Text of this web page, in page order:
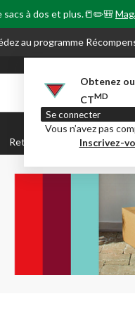
sacs à dos et plus.📒✏️🎒
au programme
Obtenez
CTMD
Se connecter
Vous n’avez pas
Inscrivez-
Retour en Classe